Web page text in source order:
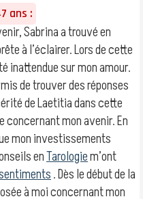
ans :
Sabrina a trouvé en
à l’éclairer. Lors de cette
inattendue sur mon amour.
de trouver des réponses
de Laetitia dans cette
mon avenir. En
mon investissements
enTarologiem’ont
. Dès le début de la
à moi concernant mon